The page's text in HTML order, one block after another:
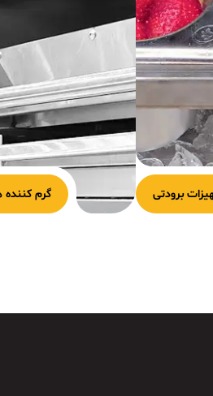
برودتی گرم کننده